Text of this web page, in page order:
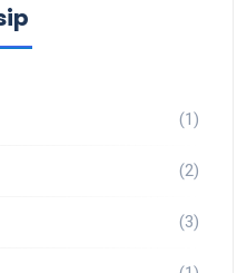
(1)
(2)
(3)